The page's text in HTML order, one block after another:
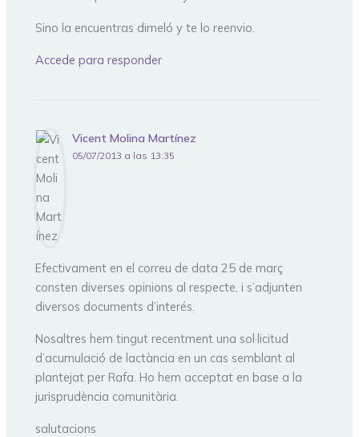
Sino la encuentras dimeló y te lo reenvio.
Accede para responder
Vicent Molina Martínez
05/07/2013 a las 13:35
Efectivament en el correu de data 25 de març
consten diverses opinions al respecte, i s’adjunten
diversos documents d’interés.
Nosaltres hem tingut recentment una sol·licitud
d’acumulació de lactància en un cas semblant al
plantejat per Rafa. Ho hem acceptat en base a la
jurisprudència comunitària.
salutacions